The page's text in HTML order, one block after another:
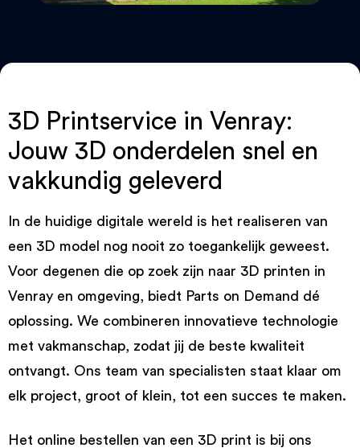
3D Printservice in Venray:
Jouw 3D onderdelen snel en
vakkundig geleverd
In de huidige digitale wereld is het realiseren van
een 3D model nog nooit zo toegankelijk geweest.
Voor degenen die op zoek zijn naar 3D printen in
Venray en omgeving, biedt Parts on Demand dé
oplossing. We combineren innovatieve technologie
met vakmanschap, zodat jij de beste kwaliteit
ontvangt. Ons team van specialisten staat klaar om
elk project, groot of klein, tot een succes te maken.
Het online bestellen van een 3D print is bij ons